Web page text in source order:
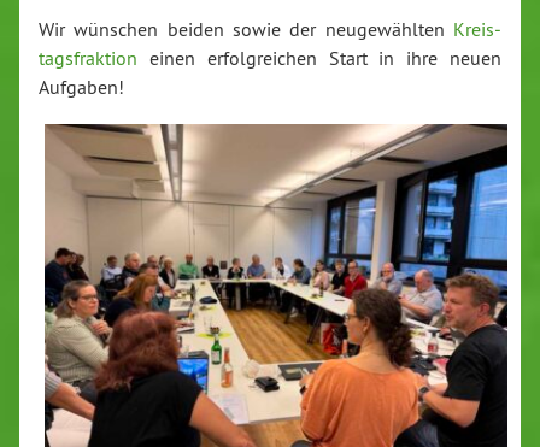
Wir wünschen beiden sowie der neu­ge­wähl­ten Kreis­
tags­frak­ti­on einen er­folg­rei­chen Start in ihre neuen
Aufgaben!